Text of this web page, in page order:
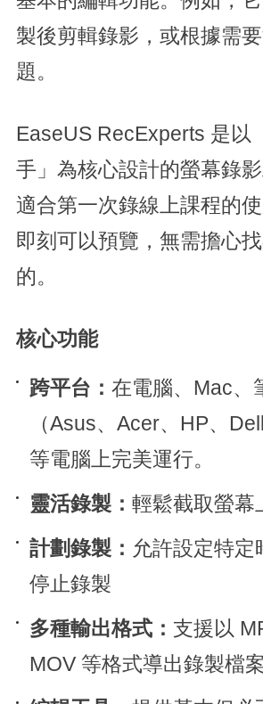
製後剪輯錄影，或根據需
題。
EaseUS RecExperts 是以
手」為核心設計的螢幕錄
適合第一次錄線上課程的
即刻可以預覽，無需擔心
的。
核心功能
跨平台： 在電腦、Mac、
（Asus、Acer、HP、
等電腦上完美運行。
靈活錄製： 輕鬆截取螢幕
計劃錄製： 允許設定特定
停止錄製
多種輸出格式： 支援以
MOV 等格式導出錄製檔